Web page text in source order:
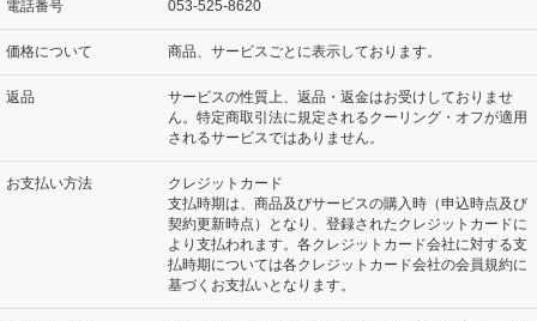
電話番号 053-525-8620
価格について 商品、サービスごとに表示しております。
返品
サービスの性質上、返品・返金はお受けしておりませ
ん。特定商取引法に規定されるクーリング・オフが適用
されるサービスではありません。
お支払い方法
クレジットカード
支払時期は、商品及びサービスの購入時（申込時点及び
契約更新時点）となり、登録されたクレジットカードに
より支払われます。各クレジットカード会社に対する支
払時期については各クレジットカード会社の会員規約に
基づくお支払いとなります。